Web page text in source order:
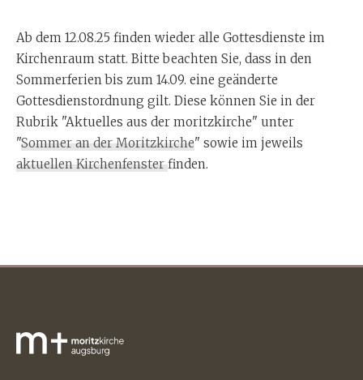
Ab dem 12.08.25 finden wieder alle Gottesdienste im
Kirchenraum statt. Bitte beachten Sie, dass in den
Sommerferien bis zum 14.09. eine geänderte
Gottesdienstordnung gilt. Diese können Sie in der
Rubrik "Aktuelles aus der moritzkirche" unter
"Sommer an der Moritzkirche" sowie im jeweils
aktuellen Kirchenfensterfinden.